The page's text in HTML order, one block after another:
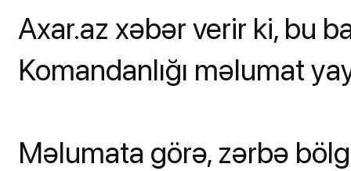
Axar.az xəbər verir ki, bu
Komandanlığı məlumat
Məlumata görə, zərbə